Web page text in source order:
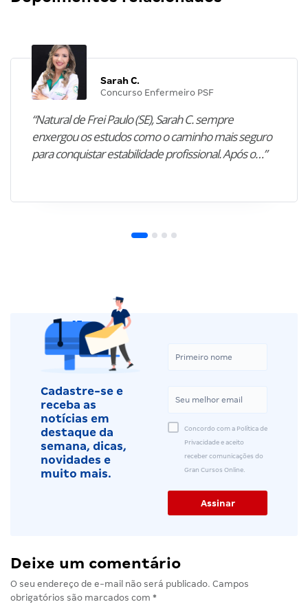
Sarah C.
Concurso Enfermeiro PSF
“Natural de Frei Paulo (SE), Sarah C. sempre
enxergou os estudos como o caminho mais seguro
para conquistar estabilidade profissional. Após o…”
Cadastre-se e
receba as
notícias em
destaque da
semana, dicas,
novidades e
muito mais.
Concordo com a Política de
Privacidade e aceito
receber comunicações do
Gran Cursos Online.
Deixe um comentário
O seu endereço de e-mail não será publicado. Campos
obrigatórios são marcados com *